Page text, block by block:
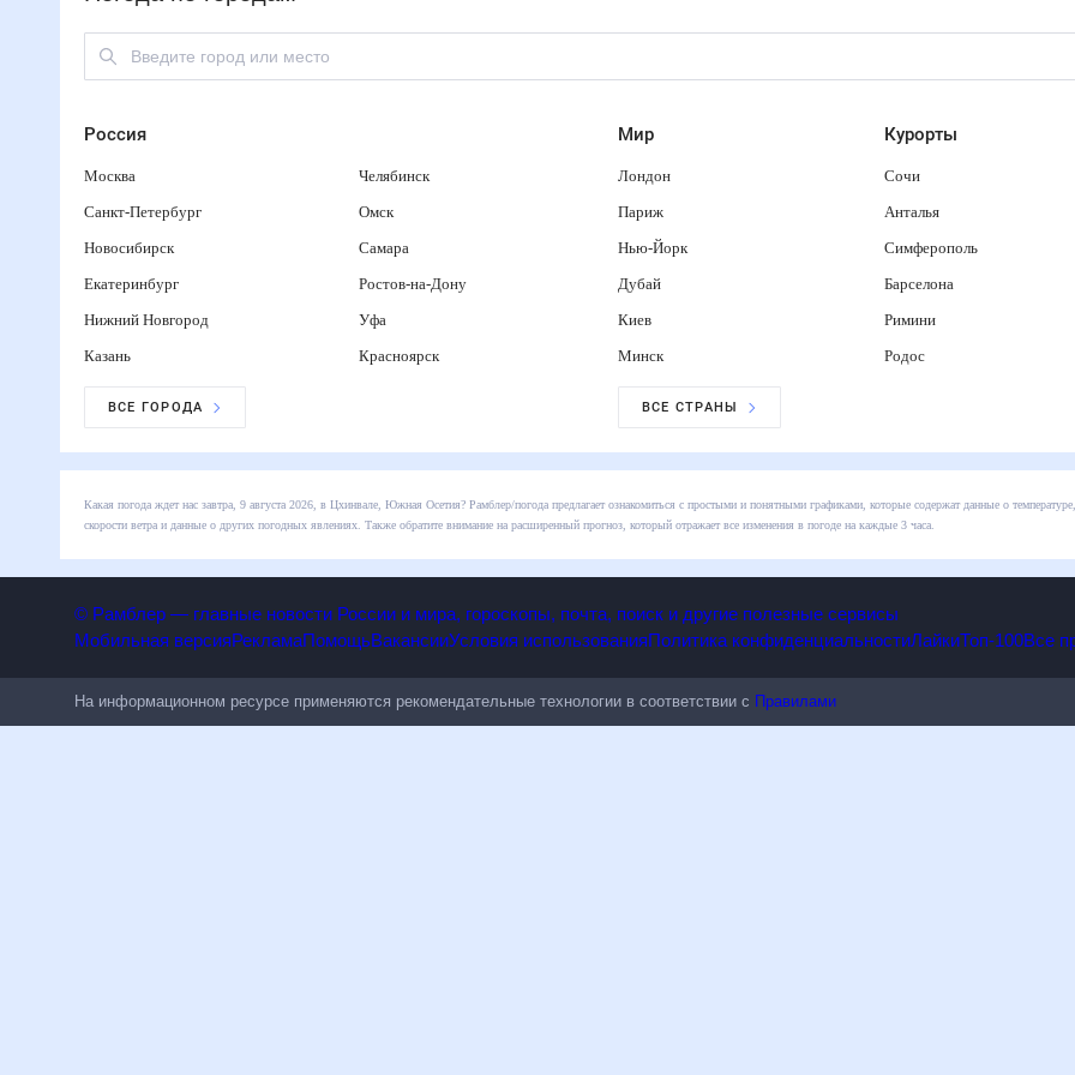
Россия
Москва
Санкт-Петербург
Новосибирск
Екатеринбург
Нижний Новгород
Казань
Челябинск
Омск
Самара
Ростов-на-Дону
Уфа
Красноярск
ВСЕ ГОРОДА
Мир
Лондон
Париж
Нью-Йорк
Дубай
Киев
Минск
Курорты
Сочи
Анталья
Симферополь
Барселона
Римини
Родос
ВСЕ СТРАНЫ
Какая погода ждет нас завтра, 9 августа 2026, в Цхинвале, Южная Осетия? Рамблер/погода предлагает ознакомиться с простыми и понятными графиками, которые содержат
температуре, влажности, скорости ветра и данные о других погодных явлениях. Также обратите внимание на расширенный прогноз, который отражает все изменения в
© Рамблер — главные новости России и мира, гороскопы, почта, поиск и другие полезные сервисы
На информационном ресурсе применяются рекомендательные технологии в соответствии сПравилами